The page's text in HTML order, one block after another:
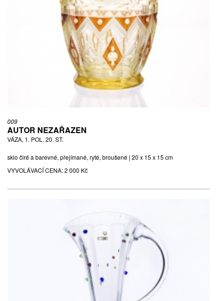
009
AUTOR NEZAŘAZEN
VÁZA, 1. POL. 20. ST.
sklo čiré a barevné, přejímané, ryté, broušené | 20 x 15 x 15 cm
VYVOLÁVACÍ CENA:2 000 Kč